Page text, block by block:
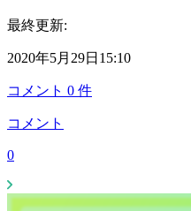
最終更新:
2020年5月29日15:10
コメント 0 件
コメント
0